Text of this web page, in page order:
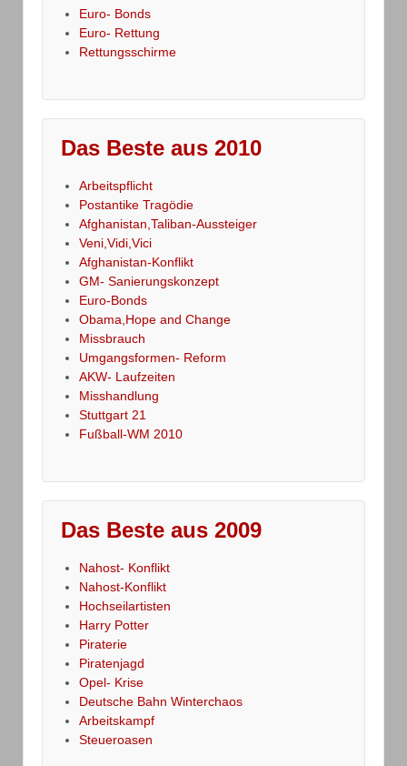
Euro- Bonds
Euro- Rettung
Rettungsschirme
Das Beste aus 2010
Arbeitspflicht
Postantike Tragödie
Afghanistan,Taliban-Aussteiger
Veni,Vidi,Vici
Afghanistan-Konflikt
GM- Sanierungskonzept
Euro-Bonds
Obama,Hope and Change
Missbrauch
Umgangsformen- Reform
AKW- Laufzeiten
Misshandlung
Stuttgart 21
Fußball-WM 2010
Das Beste aus 2009
Nahost- Konflikt
Nahost-Konflikt
Hochseilartisten
Harry Potter
Piraterie
Piratenjagd
Opel- Krise
Deutsche Bahn Winterchaos
Arbeitskampf
Steueroasen